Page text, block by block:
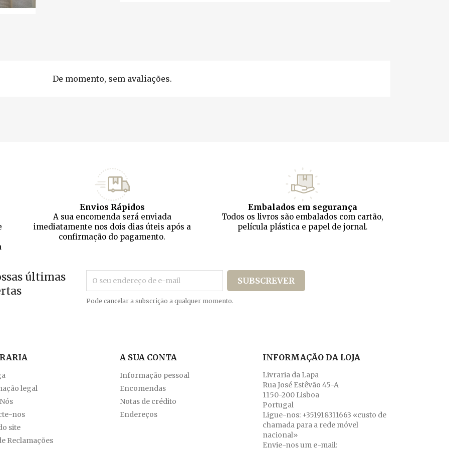
De momento, sem avaliações.
Envios Rápidos
A sua encomenda será enviada
imediatamente nos dois dias úteis após a
confirmação do pagamento.
Embalados em segurança
Todos os livros são embalados com cartão,
película plástica e papel de jornal.
últimas
Pode cancelar a subscrição a qualquer momento.
legal
nos
site
Reclamações
A SUA CONTA
Informação pessoal
Encomendas
Notas de crédito
Endereços
INFORMAÇÃO DA LOJA
Livraria da Lapa
Rua José Estêvão 45-A
1150-200 Lisboa
Portugal
Ligue-nos: +351918311663 «custo de
chamada para a rede móvel
nacional»
Envie-nos um e-mail: